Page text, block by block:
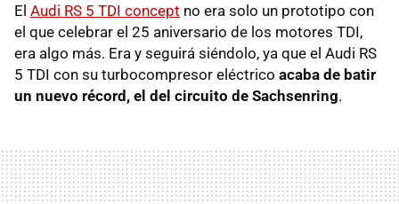
El Audi RS 5 TDI concept no era solo un prototipo con
el que celebrar el 25 aniversario de los motores TDI,
era algo más. Era y seguirá siéndolo, ya que el Audi RS
5 TDI con su turbocompresor eléctrico acaba de batir
un nuevo récord, el del circuito de Sachsenring.